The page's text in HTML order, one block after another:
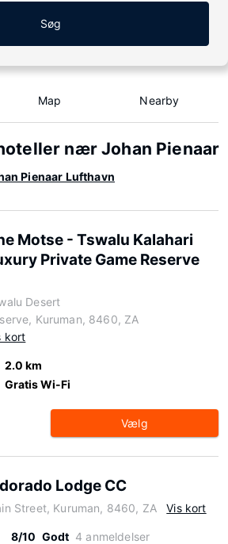
Søg
Map Nearby
nær Johan Pienaar
Pienaar Lufthavn
Motse - Tswalu Kalahari
Private Game Reserve
Desert
Kuruman, 8460, ZA
kort
2.0 km
Gratis Wi-Fi
Vælg
Lodge CC
Street, Kuruman, 8460, ZA Vis kort
8/10 Godt 4 anmeldelser